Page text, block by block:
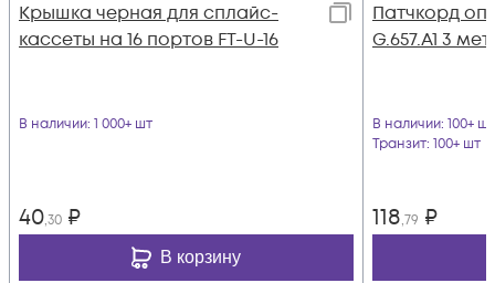
Крышка черная для сплайс-
кассеты на 16 портов FT-U-16
В наличии: 1 000+ шт
40,30 ₽
В корзину
Патчкорд
G.657.A1 3
В наличии: 100+ шт
Транзит: 100+ шт
118,79 ₽